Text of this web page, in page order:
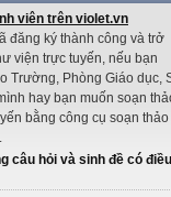
viên trên violet.vn
đăng ký thành công và trở
viện trực tuyến, nếu bạn
Trường, Phòng Giáo dục,
hay bạn muốn soạn
bằng công cụ soạn thảo
câu hỏi và sinh đề có điều